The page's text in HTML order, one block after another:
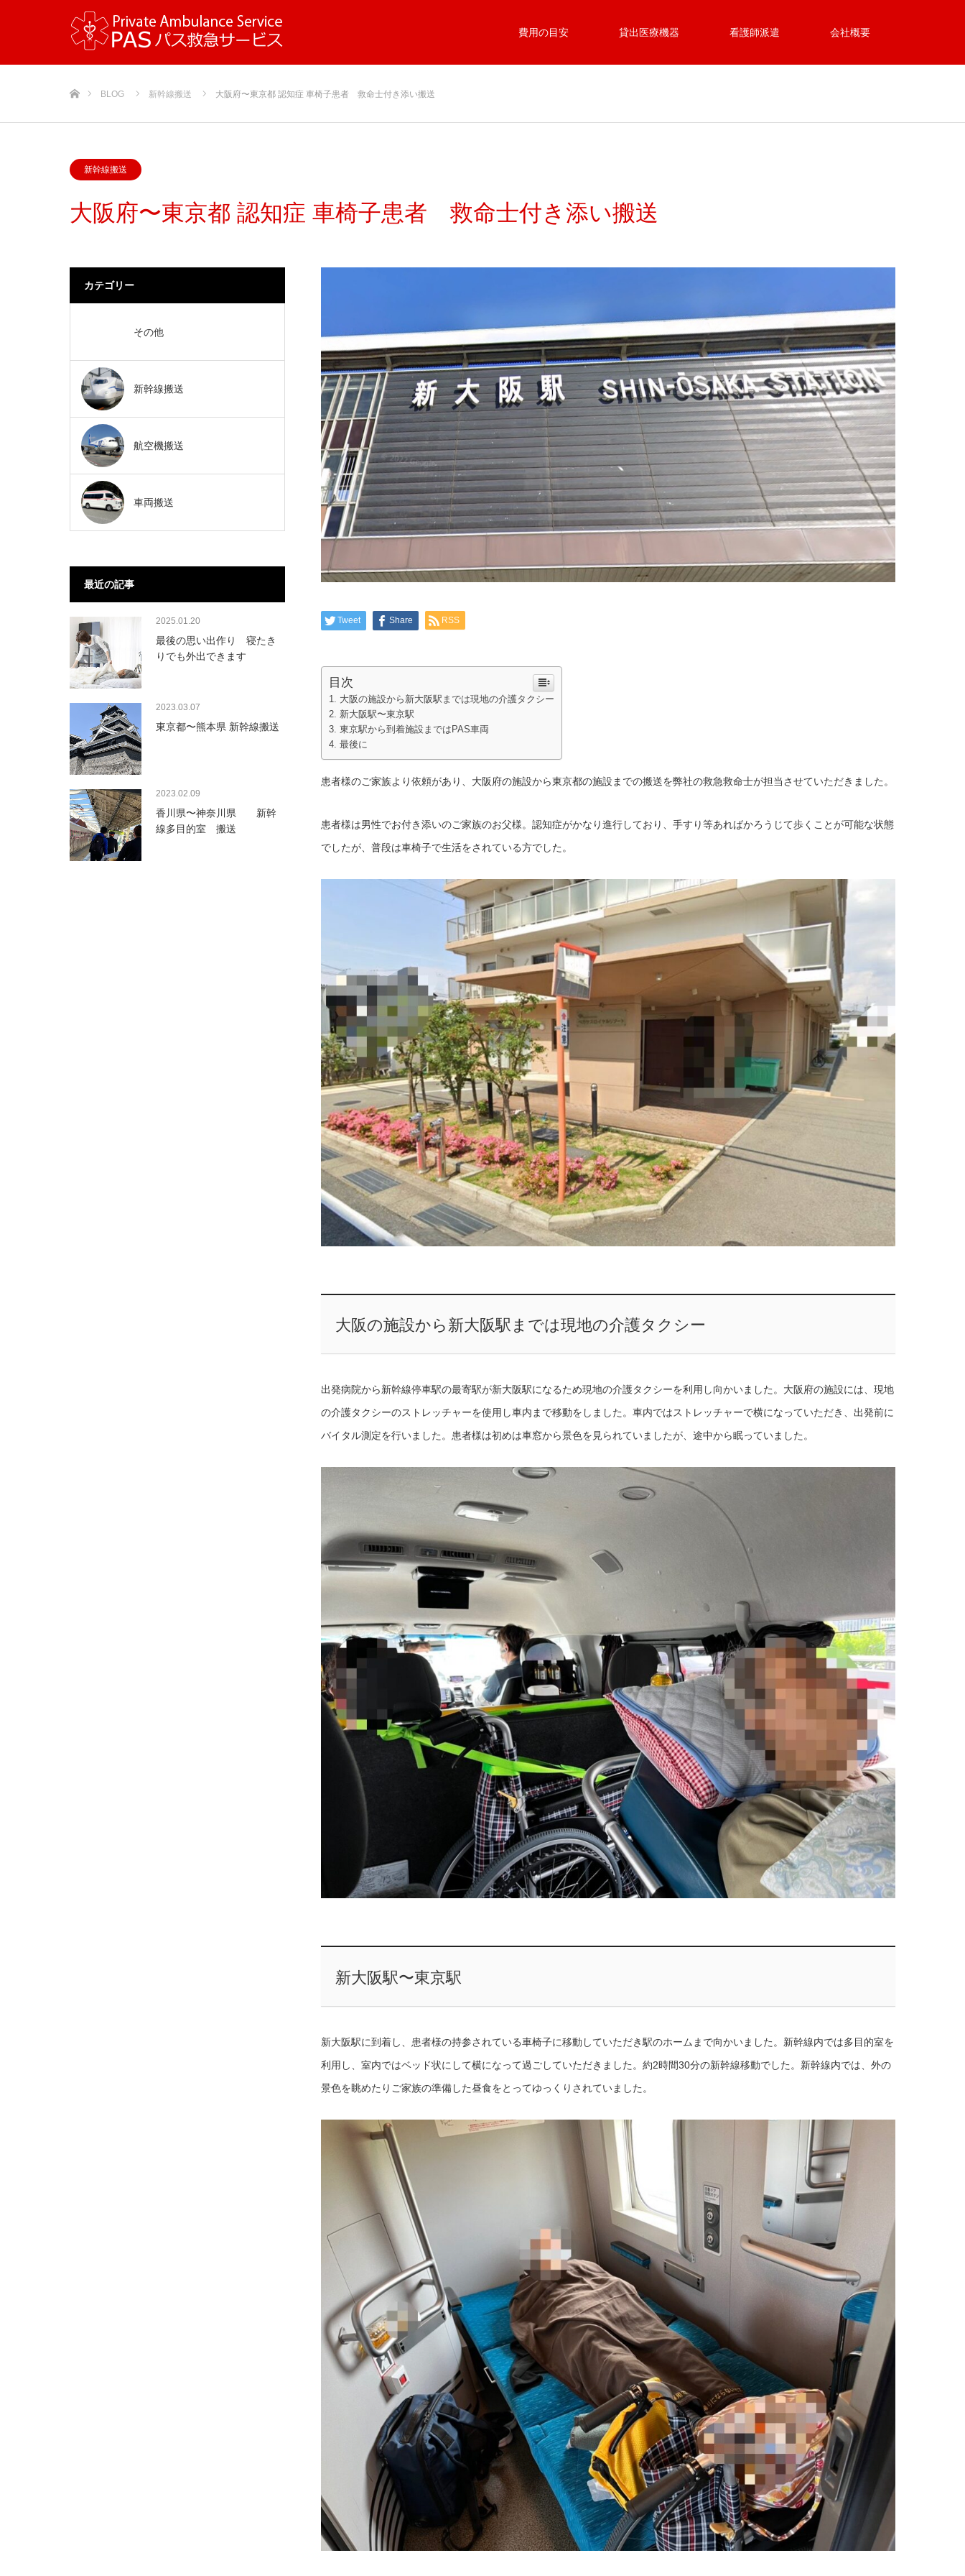
費用の目安 貸出医療機器 看護師派遣 会社概要
BLOG 新幹線搬送 大阪府〜東京都 認知症 車椅子患者 救命士付き添い搬送
新幹線搬送
大阪府〜東京都 認知症 車椅子患者 救命士付き添い搬送
Tweet Share RSS
目次
大阪の施設から新大阪駅までは現地の介護タクシー
新大阪駅〜東京駅
東京駅から到着施設まではPAS車両
最後に
患者様のご家族より依頼があり、大阪府の施設から東京都の施設までの搬送を弊社の救急救命士が担当させていただきました。
患者様は男性でお付き添いのご家族のお父様。認知症がかなり進行しており、手すり等あればかろうじて歩くことが可能な状態
でしたが、普段は車椅子で生活をされている方でした。
大阪の施設から新大阪駅までは現地の介護タクシー
出発病院から新幹線停車駅の最寄駅が新大阪駅になるため現地の介護タクシーを利用し向かいました。大阪府の施設には、現地
の介護タクシーのストレッチャーを使用し車内まで移動をしました。車内ではストレッチャーで横になっていただき、出発前に
バイタル測定を行いました。患者様は初めは車窓から景色を見られていましたが、途中から眠っていました。
新大阪駅〜東京駅
新大阪駅に到着し、患者様の持参されている車椅子に移動していただき駅のホームまで向かいました。新幹線内では多目的室を
利用し、室内ではベッド状にして横になって過ごしていただきました。約2時間30分の新幹線移動でした。新幹線内では、外の
景色を眺めたりご家族の準備した昼食をとってゆっくりされていました。
カテゴリー
その他
新幹線搬送
航空機搬送
車両搬送
最近の記事
2025.01.20
最後の思い出作り 寝たき
りでも外出できます
2023.03.07
東京都〜熊本県 新幹線搬送
2023.02.09
香川県〜神奈川県 新幹
線多目的室 搬送